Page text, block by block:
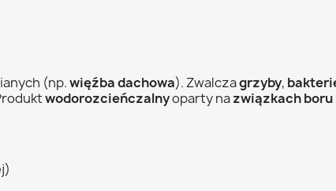
(np.więźba dachowa). Zwalczagrzyby,
wodorozcieńczalnyoparty nazwiązkachboru